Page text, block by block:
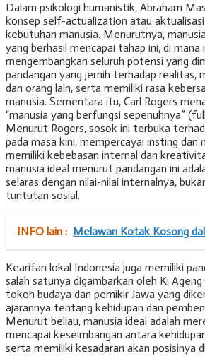
Dalam psikologi humanistik, Abraham
konsep self-actualization atau aktualisasi
kebutuhan manusia. Menurutnya,
yang berhasil mencapai tahap ini, di
mengembangkan seluruh potensi yang
pandangan yang jernih terhadap realitas,
dan orang lain, serta memiliki rasa
manusia. Sementara itu, Carl Rogers
“manusia yang berfungsi sepenuhnya”
Menurut Rogers, sosok ini terbuka
pada masa kini, mempercayai insting dan
memiliki kebebasan internal dan
manusia ideal menurut pandangan ini
selaras dengan nilai-nilai internalnya,
tuntutan sosial.
INFO lain : Melawan Kotak Kosong
Kearifan lokal Indonesia juga memiliki
salah satunya digambarkan oleh Ki
tokoh budaya dan pemikir Jawa yang
ajarannya tentang kehidupan dan
Menurut beliau, manusia ideal adalah
mencapai keseimbangan antara
serta memiliki kesadaran akan posisinya